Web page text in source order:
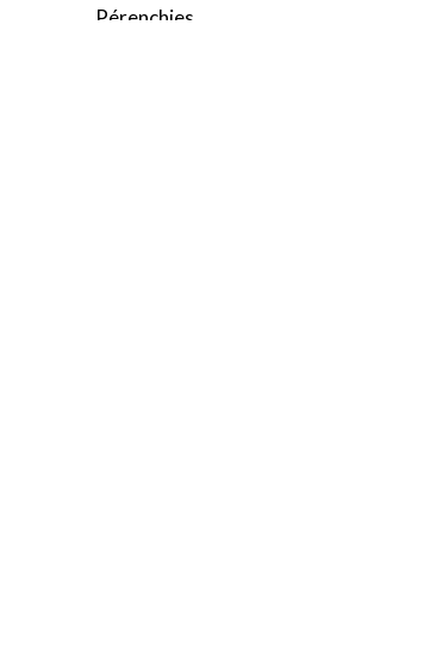
Pérenchies